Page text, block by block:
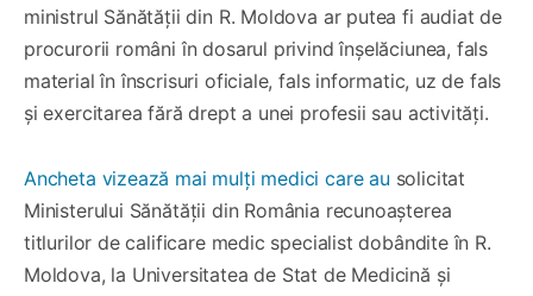
ministrul Sănătății din R. Moldova ar putea fi audiat de
procurorii români în dosarul privind înșelăciunea, fals
material în înscrisuri oficiale, fals informatic, uz de fals
și exercitarea fără drept a unei profesii sau activități.
Ancheta vizează mai mulți medici care au solicitat
Ministerului Sănătății din România recunoașterea
titlurilor de calificare medic specialist dobândite în R.
Moldova, la Universitatea de Stat de Medicină și